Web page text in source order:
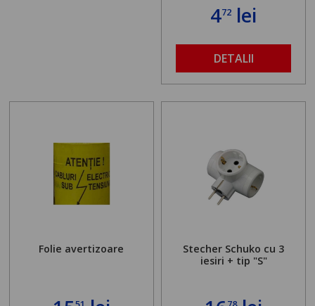
472 lei
DETALII
Folie avertizoare
Stecher Schuko cu 3
iesiri + tip "S"